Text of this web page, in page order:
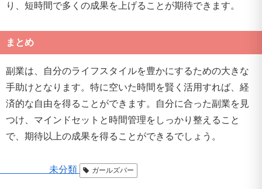
り、短時間で多くの成果を上げることが期待できます。
まとめ
副業は、自分のライフスタイルを豊かにするための大きな
手助けとなります。特に空いた時間を賢く活用すれば、経
済的な自由を得ることができます。自分に合った副業を見
つけ、マインドセットと時間管理をしっかり整えること
で、期待以上の成果を得ることができるでしょう。
未分類 ガールズバー